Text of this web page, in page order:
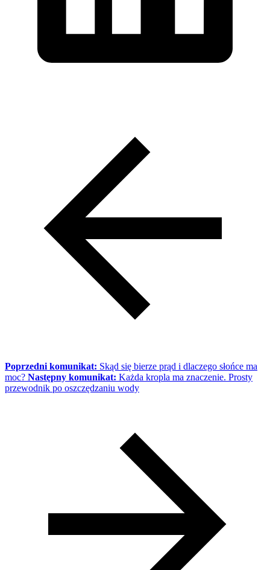
Poprzedni komunikat: Skąd się bierze prąd i dlaczego słońce ma
moc? Następny komunikat: Każda kropla ma znaczenie. Prosty
przewodnik po oszczędzaniu wody